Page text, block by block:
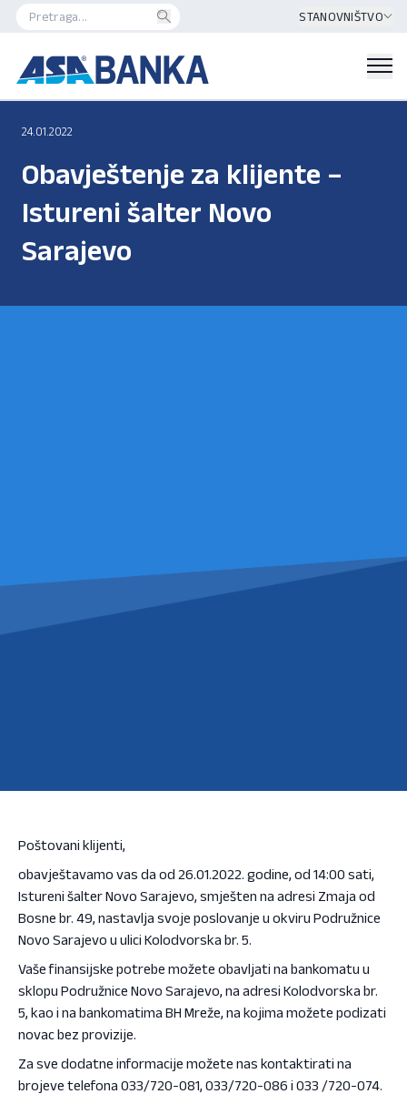
STANOVNIŠTVO
24.01.2022
Obavještenje za klijente –
Istureni šalter Novo
Sarajevo
Poštovani klijenti,
obavještavamo vas da od 26.01.2022. godine, od 14:00 sati,
Istureni šalter Novo Sarajevo, smješten na adresi Zmaja od
Bosne br. 49, nastavlja svoje poslovanje u okviru Podružnice
Novo Sarajevo u ulici Kolodvorska br. 5.
Vaše finansijske potrebe možete obavljati na bankomatu u
sklopu Podružnice Novo Sarajevo, na adresi Kolodvorska br.
5, kao i na bankomatima BH Mreže, na kojima možete podizati
novac bez provizije.
Za sve dodatne informacije možete nas kontaktirati na
brojeve telefona 033/720-081, 033/720-086 i 033 /720-074.